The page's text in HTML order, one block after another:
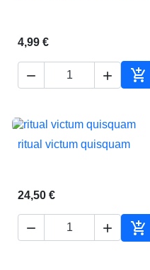
carrinho
4,99 €
  
carrinho
 Vista rápida
ritual victum quisquam
24,50 €
  